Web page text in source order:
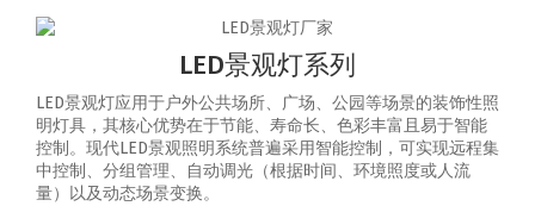
LED景观灯系列
LED景观灯应用于户外公共场所、广场、公园等场景的装饰性照
明灯具，其核心优势在于节能、寿命长、色彩丰富且易于智能
控制‌。‌现代LED景观照明系统普遍采用智能控制，可实现‌远程集
中控制、分组管理、自动调光（根据时间、环境照度或人流
量）以及动态场景变换‌。